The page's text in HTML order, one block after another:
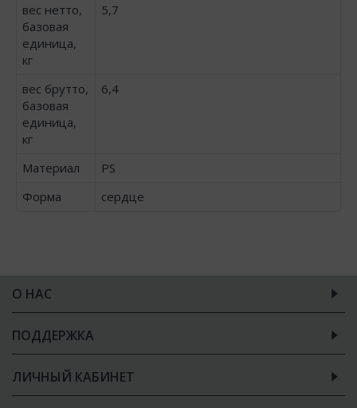
вес нетто,
базовая
единица,
кг
5,7
вес брутто,
базовая
единица,
кг
6,4
Материал
PS
Форма
сердце
О НАС
ПОДДЕРЖКА
ЛИЧНЫЙ КАБИНЕТ